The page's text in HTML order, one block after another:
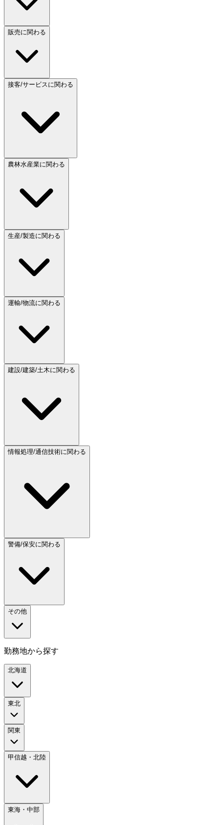
販売に関わる
接客/サービスに関わる
農林水産業に関わる
生産/製造に関わる
運輸/物流に関わる
建設/建築/土木に関わる
情報処理/通信技術に関わる
警備/保安に関わる
その他
勤務地から探す
北海道
東北
関東
甲信越・北陸
東海・中部